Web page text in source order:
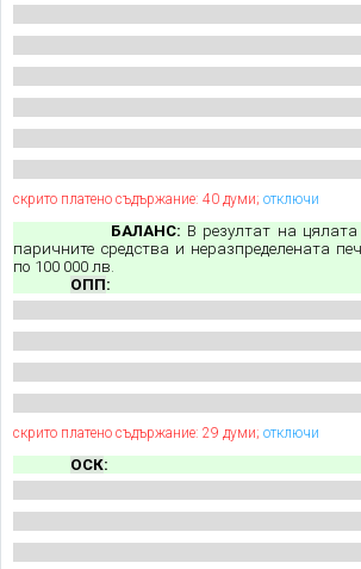
скрито платено съдържание: 40 думи; отключи
БАЛАНС: В резултат на
паричните средства и неразпределената
по 100 000 лв.
ОПП:
скрито платено съдържание: 29 думи; отключи
ОСК: